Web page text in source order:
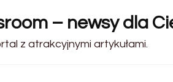
– newsy dla
z atrakcyjnymi artykułami.